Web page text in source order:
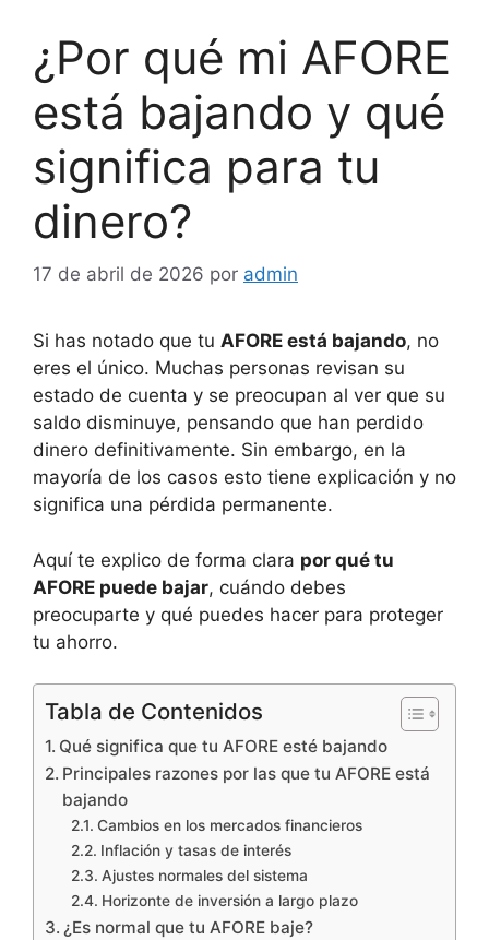
¿Por qué mi AFORE
está bajando y qué
significa para tu
dinero?
17 de abril de 2026 por admin
Si has notado que tu AFORE está bajando, no
eres el único. Muchas personas revisan su
estado de cuenta y se preocupan al ver que su
saldo disminuye, pensando que han perdido
dinero definitivamente. Sin embargo, en la
mayoría de los casos esto tiene explicación y no
significa una pérdida permanente.
Aquí te explico de forma clara por qué tu
AFORE puede bajar, cuándo debes
preocuparte y qué puedes hacer para proteger
tu ahorro.
Tabla de Contenidos
Qué significa que tu AFORE esté bajando
Principales razones por las que tu AFORE está
bajando
Cambios en los mercados financieros
Inflación y tasas de interés
Ajustes normales del sistema
Horizonte de inversión a largo plazo
¿Es normal que tu AFORE baje?